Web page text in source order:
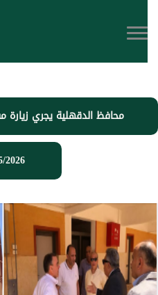
محافظ الدقهلية يجري زيارة
2026